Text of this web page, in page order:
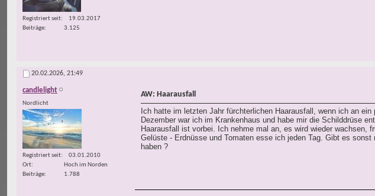
Registriert seit
19.03.2017
Beiträge
3.125
20.02.2026, 21:49
candlelight
Nordlicht
Registriert seit
03.01.2010
Ort
Hoch im Norden
Beiträge
1.788
AW: Haarausfall
Ich hatte im letzten Jahr fürchterlichen Haarausfall, wenn ich an
Dezember war ich im Krankenhaus und habe mir die Schilddrüse
Haarausfall ist vorbei. Ich nehme mal an, es wird wieder wachsen,
Gelüste - Erdnüsse und Tomaten esse ich jeden Tag. Gibt es
haben ?